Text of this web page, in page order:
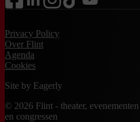
Privacy Policy
Over Flint
Agenda
Cookies
Site by Eagerly
© 2026 Flint - theater, evenementen
en congressen